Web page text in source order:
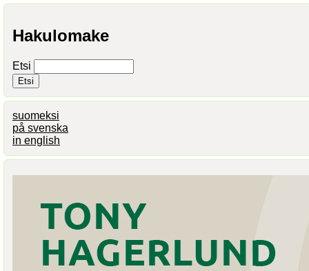
Hakulomake
Etsi
suomeksi
på svenska
in english